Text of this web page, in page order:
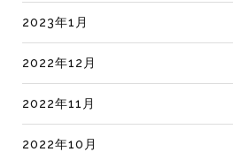
2023年1月
2022年12月
2022年11月
2022年10月